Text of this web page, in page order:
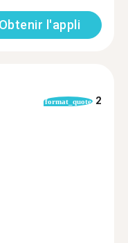
Obtenir l'appli
format_quote 2